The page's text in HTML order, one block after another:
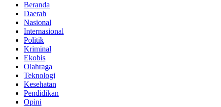
Beranda
Daerah
Nasional
Internasional
Politik
Kriminal
Ekobis
Olahraga
Teknologi
Kesehatan
Pendidikan
Opini